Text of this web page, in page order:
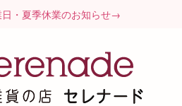
・夏季休業のお知らせ→